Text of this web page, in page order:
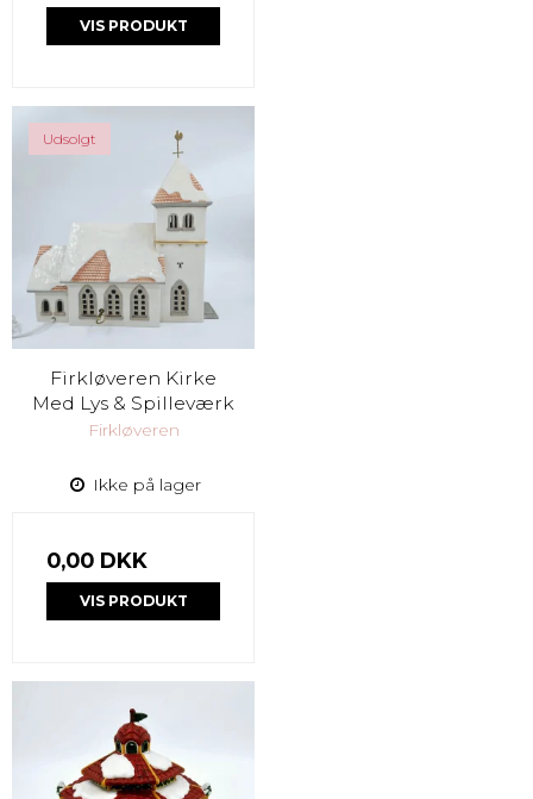
VIS PRODUKT
Udsolgt
Firkløveren Kirke
Med Lys & Spilleværk
Firkløveren
Ikke på lager
0,00 DKK
VIS PRODUKT